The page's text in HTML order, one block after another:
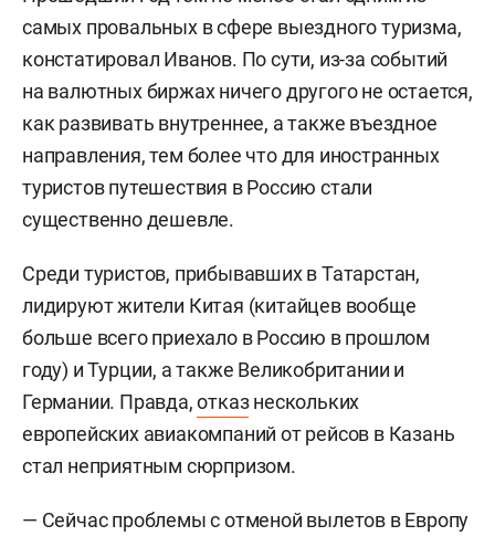
самых провальных в сфере выездного туризма,
констатировал Иванов. По сути, из-за событий
на валютных биржах ничего другого не остается,
как развивать внутреннее, а также въездное
направления, тем более что для иностранных
туристов путешествия в Россию стали
существенно дешевле.
Среди туристов, прибывавших в Татарстан,
лидируют жители Китая (китайцев вообще
больше всего приехало в Россию в прошлом
году) и Турции, а также Великобритании и
Германии. Правда,отказнескольких
европейских авиакомпаний от рейсов в Казань
стал неприятным сюрпризом.
— Сейчас проблемы с отменой вылетов в Европу